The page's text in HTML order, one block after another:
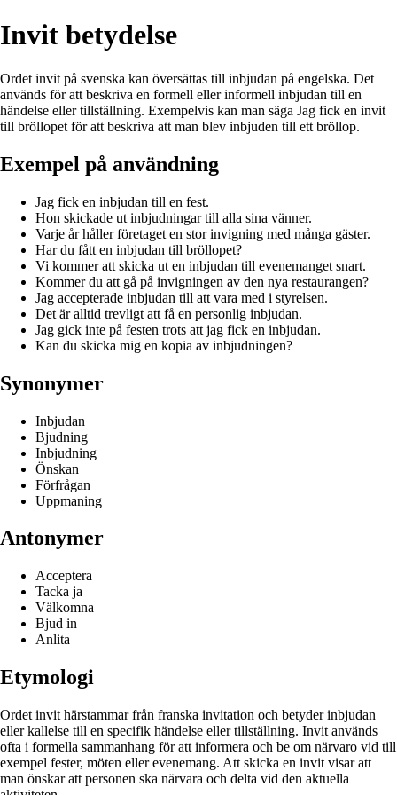
Invit betydelse
Ordet invit på svenska kan översättas till inbjudan på engelska. Det
används för att beskriva en formell eller informell inbjudan till en
händelse eller tillställning. Exempelvis kan man säga Jag fick en invit
till bröllopet för att beskriva att man blev inbjuden till ett bröllop.
Exempel på användning
Jag fick en inbjudan till en fest.
Hon skickade ut inbjudningar till alla sina vänner.
Varje år håller företaget en stor invigning med många gäster.
Har du fått en inbjudan till bröllopet?
Vi kommer att skicka ut en inbjudan till evenemanget snart.
Kommer du att gå på invigningen av den nya restaurangen?
Jag accepterade inbjudan till att vara med i styrelsen.
Det är alltid trevligt att få en personlig inbjudan.
Jag gick inte på festen trots att jag fick en inbjudan.
Kan du skicka mig en kopia av inbjudningen?
Synonymer
Inbjudan
Bjudning
Inbjudning
Önskan
Förfrågan
Uppmaning
Antonymer
Acceptera
Tacka ja
Välkomna
Bjud in
Anlita
Etymologi
Ordet invit härstammar från franska invitation och betyder inbjudan
eller kallelse till en specifik händelse eller tillställning. Invit används
ofta i formella sammanhang för att informera och be om närvaro vid till
exempel fester, möten eller evenemang. Att skicka en invit visar att
man önskar att personen ska närvara och delta vid den aktuella